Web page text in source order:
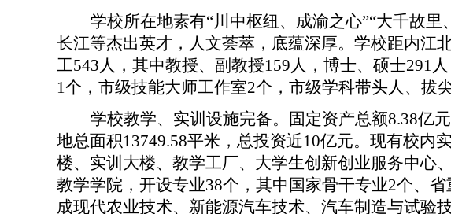
学校所在地素有“川中枢纽、成渝之心”“大千故
长江等杰出英才，人文荟萃，底蕴深厚。 学校距内江
工543人， 其中教授、副教授159人， 博士、 硕士291人
1个，市级技能大师工作室2个，市级学科带头人 、 拔
学校教学、实训 设施完备。固定资产总额8.38亿
地总面积13749.58平米，总投资近10亿元。现有校内
楼、实训大楼、教学工厂、大学生创新创业服务中心
教学学院， 开设专业38个，其中 国家骨干专业2个、
成现代农业技术、新能源汽车技术、汽车制造与试验